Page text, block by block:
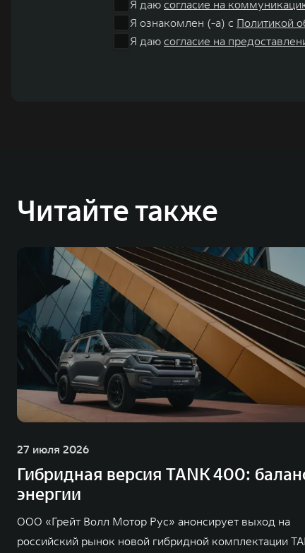
Я даю согласие на
Я ознакомлен (-а) с Политикой
Я даю согласие на
Читайте также
27 июля 2026
Гибридная версия TANK 400:
энергии
ООО «Грейт Волл Мотор Рус» анонсирует выход на
российский рынок новой гибридной комплектации